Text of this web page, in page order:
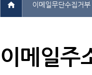
이메일무단수집거부
이메일주